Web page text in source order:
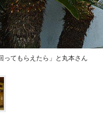
ってもらえたら」と丸本さん